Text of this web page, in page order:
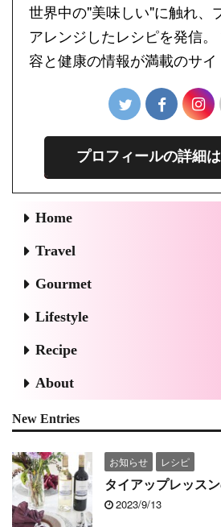
世界中の"美味しい"に触れ、
アレンジしたレシピを発信
容と健康の情報が満載のサイ
プロフィールの詳細
Home
Travel
Gourmet
Lifestyle
Recipe
About
New Entries
お知らせ
レシピ
タイアップレッス
2023/9/13